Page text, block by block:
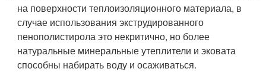
на поверхности теплоизоляционного материала, в
случае использования экструдированного
пенополистирола это некритично, но более
натуральные минеральные утеплители и эковата
способны набирать воду и осаживаться.